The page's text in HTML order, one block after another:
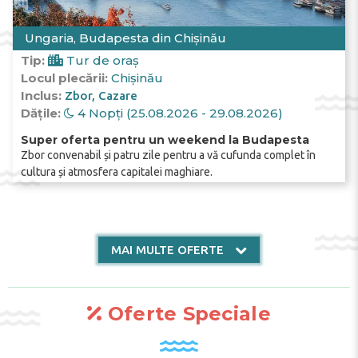
oferă în chirie la un preț foarte mic.
Cartiere de nord din Budapesta pentru un
Dacă doriți să petreceți o vacanță liniștită, vă
recomandăm cazarea încartierele de nord
aerul este mai curat și răcoros, pe străzi este
puțină lume. De aici până în centrul orașului
cu ușurință se găsesc cele mai bunehoteluri
din Budapesta, care nu sunt inferioare în
servicii și confort celor din partea centrală a
Ungaria, Budapesta din Chișinău
Tip:
Tur de oraș
Locul plecării:Chișinău
Inclus: Zbor Cazare
Dățile: 4 Nopți (25.08.2026 - 29.08.2026)
Super oferta pentru un weekend la Budapesta
Zbor convenabil și patru zile pentru a vă cufunda complet în
cultura și atmosfera capitalei maghiare.
MAI MULTE OFERTE
Oferte Speciale